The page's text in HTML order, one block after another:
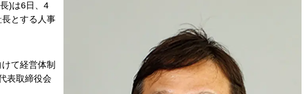
)は6日、4
とする人事
て経営体制
表取締役会